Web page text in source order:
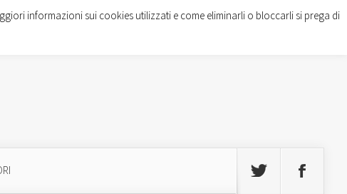
informazioni sui cookies utilizzati e come eliminarli o bloccarli si prega di